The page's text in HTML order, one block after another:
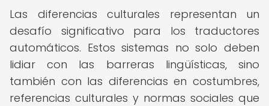
Las diferencias culturales representan un
desafío significativo para los traductores
automáticos. Estos sistemas no solo deben
lidiar con las barreras lingüísticas, sino
también con las diferencias en costumbres,
referencias culturales y normas sociales que